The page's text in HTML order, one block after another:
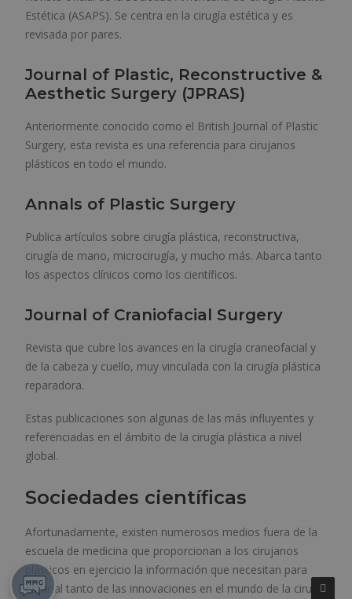
Estética (ASAPS). Se centra en la cirugía estética y es
revisada por pares.
Journal of Plastic, Reconstructive &
Aesthetic Surgery (JPRAS)
Anteriormente conocido como el British Journal of Plastic
Surgery, esta revista es una referencia para cirujanos
plásticos en todo el mundo.
Annals of Plastic Surgery
Publica artículos sobre cirugía plástica, reconstructiva,
cirugía de mano, microcirugía, y mucho más. Abarca tanto
los aspectos clínicos como los científicos.
Journal of Craniofacial Surgery
Revista que cubre los avances en la cirugía craneofacial y
de la cabeza y cuello, muy vinculada con la cirugía plástica
reparadora.
Estas publicaciones son algunas de las más influyentes y
referenciadas en el ámbito de la cirugía plástica a nivel
global.
Sociedades científicas
Afortunadamente, existen numerosos medios fuera de la
escuela de medicina que proporcionan a los cirujanos
plásticos en ejercicio la información que necesitan para
estar al tanto de las innovaciones en el mundo de la cirugía